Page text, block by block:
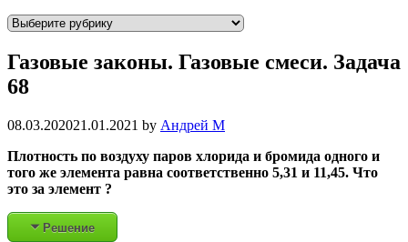
Р
б
р
к
Газовые законы. Газовые смеси. Задача
68
08.03.202021.01.2021 by Андрей М
Плотность по воздуху паров хлорида и бромида одного и
того же элемента равна соответственно 5,31 и 11,45. Что
это за элемент ?
Решение